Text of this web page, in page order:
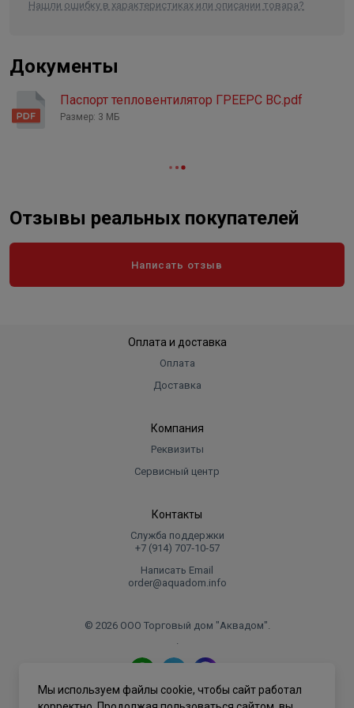
Высота 655
Объем
Нашли ошибку в характеристиках или описании товара?
Документы
Паспорт тепловентилятор ГРЕЕРС ВС.pdf
Размер: 3 МБ
Отзывы реальных покупателей
Написать отзыв
Оплата и доставка
Оплата
Доставка
Компания
Реквизиты
Сервисный центр
Контакты
Служба поддержки
+7 (914) 707‑10‑57
Написать Email
order@aquadom.info
© 2026 ООО Торговый дом "Аквадом".
.
Политика конфиденциальности
Мы используем файлы cookie, чтобы сайт работал